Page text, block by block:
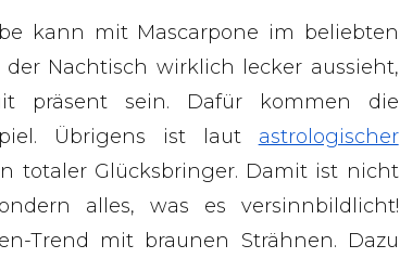
kann mit Mascarpone im beliebten
Nachtisch wirklich lecker aussieht,
präsent sein. Dafür kommen die
Übrigens ist laut astrologischer
totaler Glücksbringer. Damit ist nicht
alles, was es versinnbildlicht!
Trend mit braunen Strähnen. Dazu